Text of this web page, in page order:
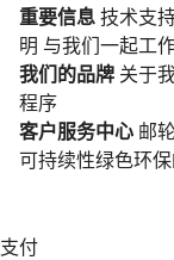
重要信息 技术支
明 与我们一起工
我们的品牌 关于
程序
客户服务中心 邮
可持续性绿色环
支付